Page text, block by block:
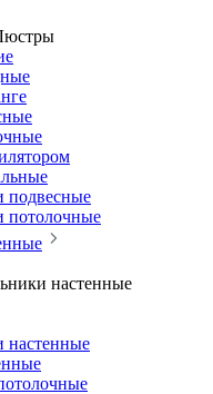
подвесные
потолочные
настенные
настенные